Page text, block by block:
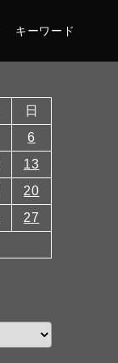
キーワード
日
6
13
20
27